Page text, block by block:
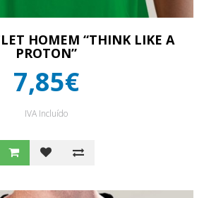
HOMEM “THINK LIKE A
PROTON”
7,85€
IVA Incluído